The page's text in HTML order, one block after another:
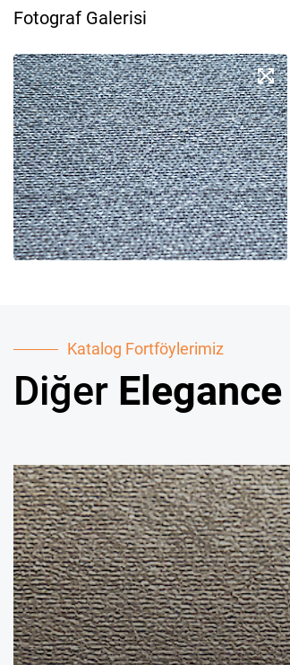
Fotograf Galerisi
Katalog Fortföylerimiz
Diğer Elegance